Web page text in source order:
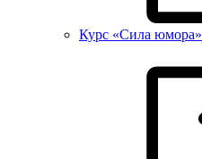
Курс «Сила юмора»